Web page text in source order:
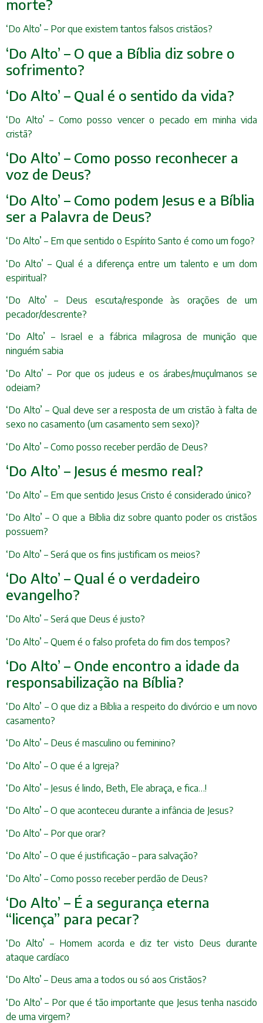
morte?
‘Do Alto’ – Por que existem tantos falsos cristãos?
‘Do Alto’ – O que a Bíblia diz sobre o
sofrimento?
‘Do Alto’ – Qual é o sentido da vida?
‘Do Alto’ – Como posso vencer o pecado em minha vida
cristã?
‘Do Alto’ – Como posso reconhecer a
voz de Deus?
‘Do Alto’ – Como podem Jesus e a Bíblia
ser a Palavra de Deus?
‘Do Alto’ – Em que sentido o Espírito Santo é como um fogo?
‘Do Alto’ – Qual é a diferença entre um talento e um dom
espiritual?
‘Do Alto’ – Deus escuta/responde às orações de um
pecador/descrente?
‘Do Alto’ – Israel e a fábrica milagrosa de munição que
ninguém sabia
‘Do Alto’ – Por que os judeus e os árabes/muçulmanos se
odeiam?
‘Do Alto’ – Qual deve ser a resposta de um cristão à falta de
sexo no casamento (um casamento sem sexo)?
‘Do Alto’ – Como posso receber perdão de Deus?
‘Do Alto’ – Jesus é mesmo real?
‘Do Alto’ – Em que sentido Jesus Cristo é considerado único?
‘Do Alto’ – O que a Bíblia diz sobre quanto poder os cristãos
possuem?
‘Do Alto’ – Será que os fins justificam os meios?
‘Do Alto’ – Qual é o verdadeiro
evangelho?
‘Do Alto’ – Será que Deus é justo?
‘Do Alto’ – Quem é o falso profeta do fim dos tempos?
‘Do Alto’ – Onde encontro a idade da
responsabilização na Bíblia?
‘Do Alto’ – O que diz a Bíblia a respeito do divórcio e um novo
casamento?
‘Do Alto’ – Deus é masculino ou feminino?
‘Do Alto’ – O que é a Igreja?
‘Do Alto’ – Jesus é lindo, Beth, Ele abraça, e fica…!
‘Do Alto’ – O que aconteceu durante a infância de Jesus?
‘Do Alto’ – Por que orar?
‘Do Alto’ – O que é justificação – para salvação?
‘Do Alto’ – Como posso receber perdão de Deus?
‘Do Alto’ – É a segurança eterna
“licença” para pecar?
‘Do Alto’ – Homem acorda e diz ter visto Deus durante
ataque cardíaco
‘Do Alto’ – Deus ama a todos ou só aos Cristãos?
‘Do Alto’ – Por que é tão importante que Jesus tenha nascido
de uma virgem?